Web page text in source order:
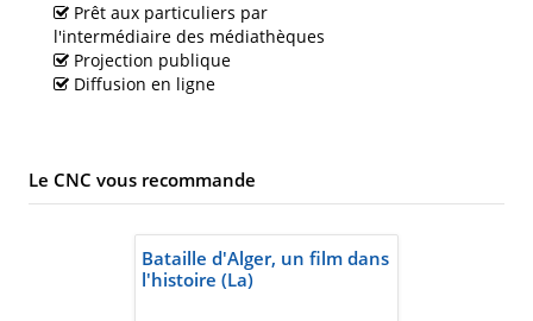
Prêt aux particuliers par
l'intermédiaire des médiathèques
Projection publique
Diffusion en ligne
Le CNC vous recommande
Bataille d'Alger, un film dans
l'histoire (La)